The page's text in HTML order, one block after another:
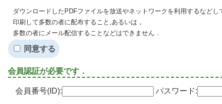
ダウンロードしたPDFファイルを放送やネットワークを利用するなど
印刷して多数の者に配布すること,あるいは，
多数の者にメール配信することなどはできません．
同意する
会員認証が必要です．
会員番号(ID): パスワード: